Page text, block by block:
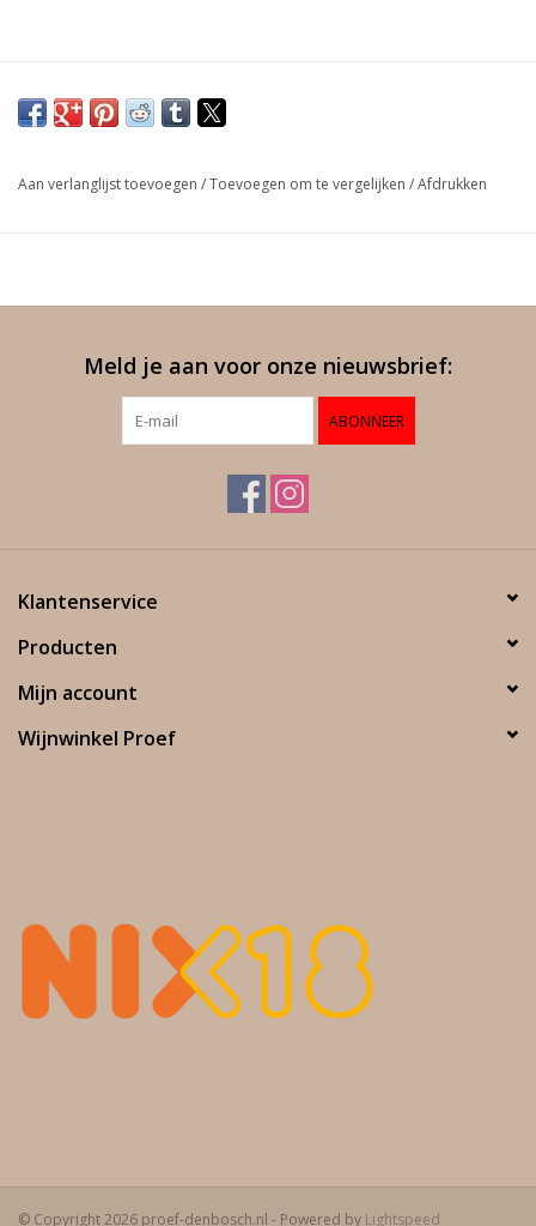
Aan verlanglijst toevoegen /Toevoegen om te vergelijken /Afdrukken
Meld je aan voor onze nieuwsbrief:
ABONNEER
Klantenservice
Producten
Mijn account
Wijnwinkel Proef
© Copyright 2026 proef-denbosch.nl - Powered by Lightspeed